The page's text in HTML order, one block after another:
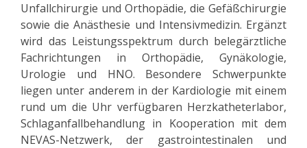
Unfallchirurgie und Orthopädie, die Gefäßchirurgie
sowie die Anästhesie und Intensivmedizin. Ergänzt
wird das Leistungsspektrum durch belegärztliche
Fachrichtungen in Orthopädie, Gynäkologie,
Urologie und HNO. Besondere Schwerpunkte
liegen unter anderem in der Kardiologie mit einem
rund um die Uhr verfügbaren Herzkatheterlabor,
Schlaganfallbehandlung in Kooperation mit dem
NEVAS-Netzwerk, der gastrointestinalen und